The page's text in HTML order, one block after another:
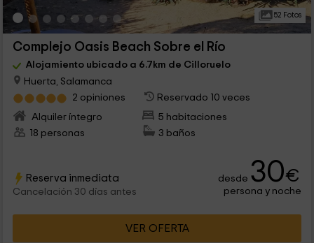
52 Fotos
Complejo Oasis Beach Sobre el Río
Alojamiento ubicado a 6.7km de Cilloruelo
Huerta, Salamanca
2 opiniones
Reservado 10 veces
Alquiler íntegro
5 habitaciones
18 personas
3 baños
Reserva inmediata
Cancelación 30 días antes
desde 30€
persona y noche
VER OFERTA